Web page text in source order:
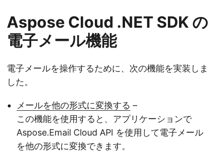
Aspose Cloud .NET SDK の
電子メール機能
電子メールを操作するために、次の機能を実装しま
した。
メールを他の形式に変換する –
この機能を使用すると、アプリケーションで
Aspose.Email Cloud API を使用して電子メール
を他の形式に変換できます。